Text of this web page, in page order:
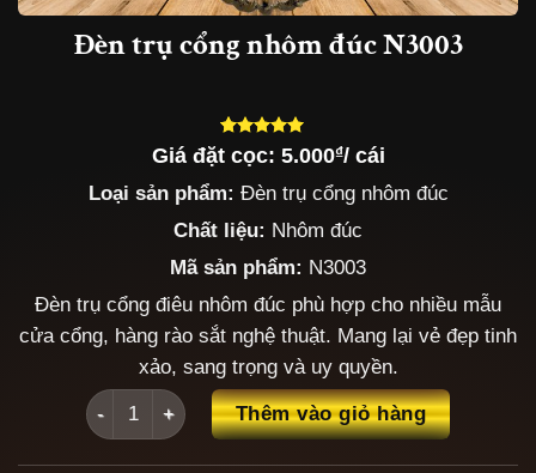
Đèn trụ cổng nhôm đúc N3003
5.00trên 5
dựa trên
5
đánh giá
Giá đặt cọc: 5.000₫/ cái
Loại sản phẩm: Đèn trụ cổng nhôm đúc
Chất liệu: Nhôm đúc
Mã sản phẩm: N3003
Đèn trụ cổng điêu nhôm đúc phù hợp cho nhiều mẫu
cửa cổng, hàng rào sắt nghệ thuật. Mang lại vẻ đẹp tinh
xảo, sang trọng và uy quyền.
Đèn trụ cổng nhôm đúc N3003 số lượng
Thêm vào giỏ hàng